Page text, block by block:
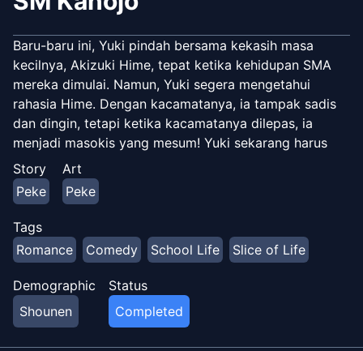
Baru-baru ini, Yuki pindah bersama kekasih masa
kecilnya, Akizuki Hime, tepat ketika kehidupan SMA
mereka dimulai. Namun, Yuki segera mengetahui
rahasia Hime. Dengan kacamatanya, ia tampak sadis
dan dingin, tetapi ketika kacamatanya dilepas, ia
menjadi masokis yang mesum! Yuki sekarang harus
membantu Hime menjaga rahasianya di sekolah!
Story
Peke
Art
Peke
Tags
Romance
Comedy School Life Slice of Life
Demographic
Shounen
Status
Completed